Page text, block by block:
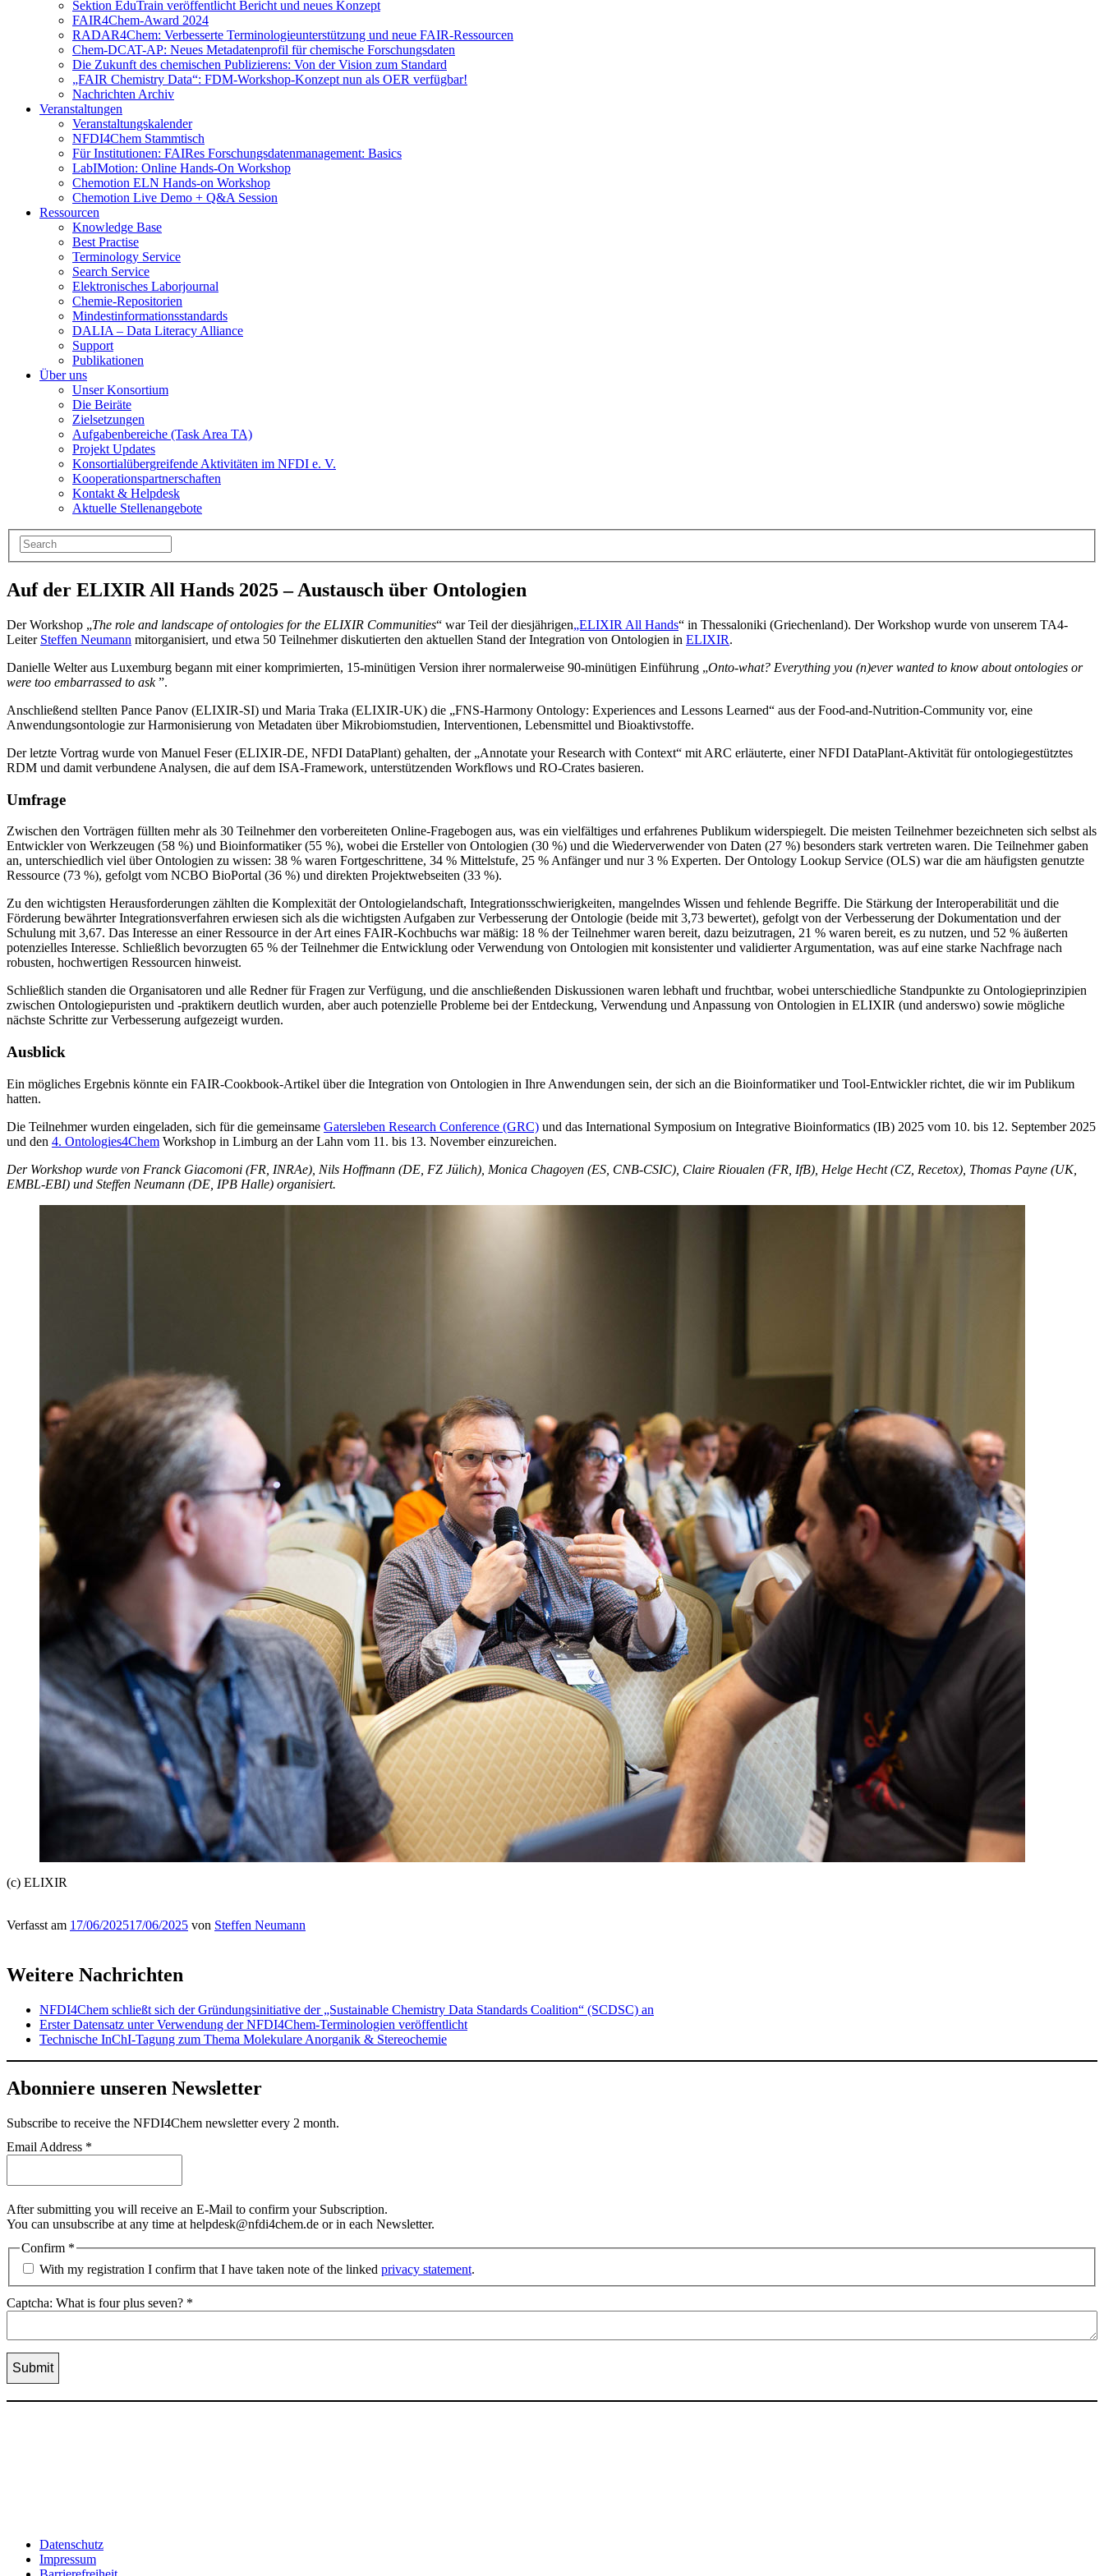
Sektion EduTrain veröffentlicht Bericht und neues Konzept
FAIR4Chem-Award 2024
RADAR4Chem: Verbesserte Terminologieunterstützung und neue FAIR-Ressourcen
Chem-DCAT-AP: Neues Metadatenprofil für chemische Forschungsdaten
Die Zukunft des chemischen Publizierens: Von der Vision zum Standard
„FAIR Chemistry Data“: FDM-Workshop-Konzept nun als OER verfügbar!
Nachrichten Archiv
Veranstaltungen
Veranstaltungskalender
NFDI4Chem Stammtisch
Für Institutionen: FAIRes Forschungsdatenmanagement: Basics
LabIMotion: Online Hands-On Workshop
Chemotion ELN Hands-on Workshop
Chemotion Live Demo + Q&A Session
Ressourcen
Knowledge Base
Best Practise
Terminology Service
Search Service
Elektronisches Laborjournal
Chemie-Repositorien
Mindestinformationsstandards
DALIA – Data Literacy Alliance
Support
Publikationen
Über uns
Unser Konsortium
Die Beiräte
Zielsetzungen
Aufgabenbereiche (Task Area TA)
Projekt Updates
Konsortialübergreifende Aktivitäten im NFDI e. V.
Kooperationspartnerschaften
Kontakt & Helpdesk
Aktuelle Stellenangebote
Auf der ELIXIR All Hands 2025 – Austausch über Ontologien
Der Workshop „The role and landscape of ontologies for the ELIXIR Communities“ war Teil der diesjährigen„ELIXIR All Hands“ in Thessaloniki (Griechenland). Der Workshop wurde von unserem TA4-
Leiter Steffen Neumann mitorganisiert, und etwa 50 Teilnehmer diskutierten den aktuellen Stand der Integration von Ontologien in ELIXIR.
Danielle Welter aus Luxemburg begann mit einer komprimierten, 15-minütigen Version ihrer normalerweise 90-minütigen Einführung „Onto-what? Everything you (n)ever wanted to know about ontologies or
were too embarrassed to ask”.
Anschließend stellten Pance Panov (ELIXIR-SI) und Maria Traka (ELIXIR-UK) die „FNS-Harmony Ontology: Experiences and Lessons Learned“ aus der Food-and-Nutrition-Community vor, eine
Anwendungsontologie zur Harmonisierung von Metadaten über Mikrobiomstudien, Interventionen, Lebensmittel und Bioaktivstoffe.
Der letzte Vortrag wurde von Manuel Feser (ELIXIR-DE, NFDI DataPlant) gehalten, der „Annotate your Research with Context“ mit ARC erläuterte, einer NFDI DataPlant-Aktivität für ontologiegestütztes
RDM und damit verbundene Analysen, die auf dem ISA-Framework, unterstützenden Workflows und RO-Crates basieren.
Umfrage
Zwischen den Vorträgen füllten mehr als 30 Teilnehmer den vorbereiteten Online-Fragebogen aus, was ein vielfältiges und erfahrenes Publikum widerspiegelt. Die meisten Teilnehmer bezeichneten sich selbst als
Entwickler von Werkzeugen (58 %) und Bioinformatiker (55 %), wobei die Ersteller von Ontologien (30 %) und die Wiederverwender von Daten (27 %) besonders stark vertreten waren. Die Teilnehmer gaben
an, unterschiedlich viel über Ontologien zu wissen: 38 % waren Fortgeschrittene, 34 % Mittelstufe, 25 % Anfänger und nur 3 % Experten. Der Ontology Lookup Service (OLS) war die am häufigsten genutzte
Ressource (73 %), gefolgt vom NCBO BioPortal (36 %) und direkten Projektwebseiten (33 %).
Zu den wichtigsten Herausforderungen zählten die Komplexität der Ontologielandschaft, Integrationsschwierigkeiten, mangelndes Wissen und fehlende Begriffe. Die Stärkung der Interoperabilität und die
Förderung bewährter Integrationsverfahren erwiesen sich als die wichtigsten Aufgaben zur Verbesserung der Ontologie (beide mit 3,73 bewertet), gefolgt von der Verbesserung der Dokumentation und der
Schulung mit 3,67. Das Interesse an einer Ressource in der Art eines FAIR-Kochbuchs war mäßig: 18 % der Teilnehmer waren bereit, dazu beizutragen, 21 % waren bereit, es zu nutzen, und 52 % äußerten
potenzielles Interesse. Schließlich bevorzugten 65 % der Teilnehmer die Entwicklung oder Verwendung von Ontologien mit konsistenter und validierter Argumentation, was auf eine starke Nachfrage nach
robusten, hochwertigen Ressourcen hinweist.
Schließlich standen die Organisatoren und alle Redner für Fragen zur Verfügung, und die anschließenden Diskussionen waren lebhaft und fruchtbar, wobei unterschiedliche Standpunkte zu Ontologieprinzipien
zwischen Ontologiepuristen und -praktikern deutlich wurden, aber auch potenzielle Probleme bei der Entdeckung, Verwendung und Anpassung von Ontologien in ELIXIR (und anderswo) sowie mögliche
nächste Schritte zur Verbesserung aufgezeigt wurden.
Ausblick
Ein mögliches Ergebnis könnte ein FAIR-Cookbook-Artikel über die Integration von Ontologien in Ihre Anwendungen sein, der sich an die Bioinformatiker und Tool-Entwickler richtet, die wir im Publikum
hatten.
Die Teilnehmer wurden eingeladen, sich für die gemeinsame Gatersleben Research Conference (GRC) und das International Symposium on Integrative Bioinformatics (IB) 2025 vom 10. bis 12. September 2025
und den 4. Ontologies4Chem Workshop in Limburg an der Lahn vom 11. bis 13. November einzureichen.
Der Workshop wurde von Franck Giacomoni (FR, INRAe), Nils Hoffmann (DE, FZ Jülich), Monica Chagoyen (ES, CNB-CSIC), Claire Rioualen (FR, IfB), Helge Hecht (CZ, Recetox), Thomas Payne (UK,
EMBL-EBI) und Steffen Neumann (DE, IPB Halle) organisiert.
(c) ELIXIR
Verfasst am 17/06/202517/06/2025 von Steffen Neumann
Weitere Nachrichten
NFDI4Chem schließt sich der Gründungsinitiative der „Sustainable Chemistry Data Standards Coalition“ (SCDSC) an
Erster Datensatz unter Verwendung der NFDI4Chem-Terminologien veröffentlicht
Technische InChI-Tagung zum Thema Molekulare Anorganik & Stereochemie
Abonniere unseren Newsletter
Subscribe to receive the NFDI4Chem newsletter every 2 month.
Email Address *
After submitting you will receive an E-Mail to confirm your Subscription.
You can unsubscribe at any time at helpdesk@nfdi4chem.de or in each Newsletter.
Confirm *
With my registration I confirm that I have taken note of the linked privacy statement.
Captcha: What is four plus seven? *
Datenschutz
Impressum